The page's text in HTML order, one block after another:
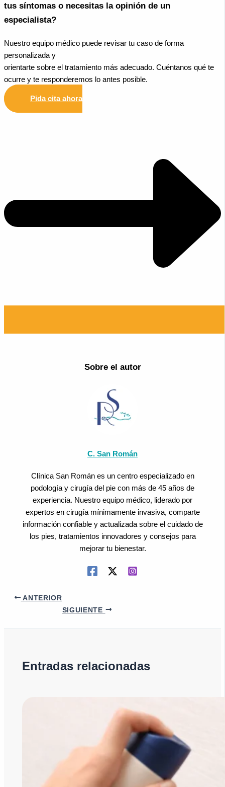
tus síntomas o necesitas la opinión de un
especialista?
Nuestro equipo médico puede revisar tu caso de forma
personalizada y
orientarte sobre el tratamiento más adecuado. Cuéntanos qué te
ocurre y te responderemos lo antes posible.
Pida cita ahora
Sobre el autor
C. San Román
Clínica San Román es un centro especializado en
podología y cirugía del pie con más de 45 años de
experiencia. Nuestro equipo médico, liderado por
expertos en cirugía mínimamente invasiva, comparte
información confiable y actualizada sobre el cuidado de
los pies, tratamientos innovadores y consejos para
mejorar tu bienestar.
ANTERIOR
SIGUIENTE
Entradas relacionadas